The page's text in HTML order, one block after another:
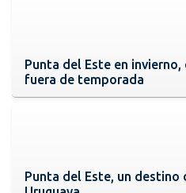
Punta del Este en
fuera de temporada
Punta del Este, un destino